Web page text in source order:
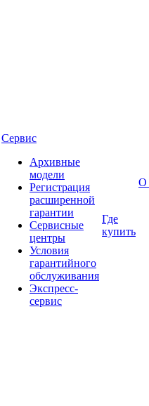
Сервис
Архивные
модели
Регистрация
расширенной
гарантии
Сервисные
центры
Условия
гарантийного
обслуживания
Экспресс-
сервис
Где
купить
О